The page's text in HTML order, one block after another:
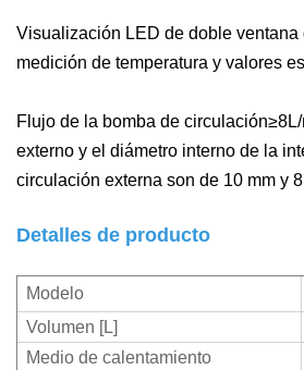
Visualización LED de doble ventana
medición de temperatura y valores
Flujo de la bomba de
externo y el diámetro interno de la
circulación externa son de 10 mm y
Detalles de producto
Modelo
Volumen [L]
Medio de calentamiento